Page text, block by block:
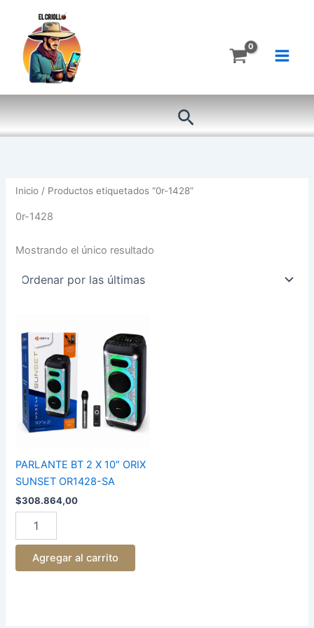
contenido
Buscar
Inicio / Productos etiquetados “0r-1428”
0r-1428
Mostrando el único resultado
PARLANTE BT 2 X 10″ ORIX
SUNSET OR1428-SA
$308.864,00
BT
2
10"
ORIX
SUNSET
OR1428-
SA
Agregar al carrito